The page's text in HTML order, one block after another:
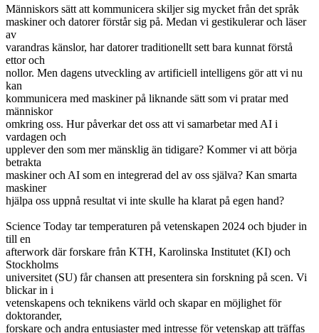
Människors sätt att kommunicera skiljer sig mycket från det språk
maskiner och datorer förstår sig på. Medan vi gestikulerar och läser
av
varandras känslor, har datorer traditionellt sett bara kunnat förstå
ettor och
nollor. Men dagens utveckling av artificiell intelligens gör att vi nu
kan
kommunicera med maskiner på liknande sätt som vi pratar med
människor
omkring oss. Hur påverkar det oss att vi samarbetar med AI i
vardagen och
upplever den som mer mänsklig än tidigare? Kommer vi att börja
betrakta
maskiner och AI som en integrerad del av oss själva? Kan smarta
maskiner
hjälpa oss uppnå resultat vi inte skulle ha klarat på egen hand?
Science Today tar temperaturen på vetenskapen 2024 och bjuder in
till en
afterwork där forskare från KTH, Karolinska Institutet (KI) och
Stockholms
universitet (SU) får chansen att presentera sin forskning på scen. Vi
blickar in i
vetenskapens och teknikens värld och skapar en möjlighet för
doktorander,
forskare och andra entusiaster med intresse för vetenskap att träffas